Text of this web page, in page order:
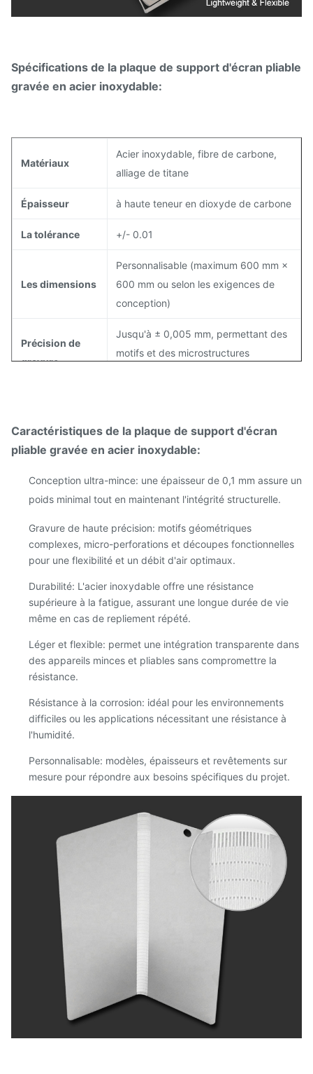
Spécifications de la plaque de support d'écran pliable
gravée en acier inoxydable:
Matériaux
Acier inoxydable, fibre de carbone,
alliage de titane
Épaisseur à haute teneur en dioxyde de carbone
La tolérance +/- 0.01
Les dimensions
Personnalisable (maximum 600 mm ×
600 mm ou selon les exigences de
conception)
Précision de
gravure
Jusqu'à ± 0,005 mm, permettant des
motifs et des microstructures
surface
corrosion en option
température
Performance stable de -50°C à 300°C
Applications
portables, écrans OLED/LCD flexibles,
appareils médicaux, composants
Caractéristiques de la plaque de support d'écran
pliable gravée en acier inoxydable:
Conception ultra-mince: une épaisseur de 0,1 mm assure un
poids minimal tout en maintenant l'intégrité structurelle.
Gravure de haute précision: motifs géométriques
complexes, micro-perforations et découpes fonctionnelles
pour une flexibilité et un débit d'air optimaux.
Durabilité: L'acier inoxydable offre une résistance
supérieure à la fatigue, assurant une longue durée de vie
même en cas de repliement répété.
Léger et flexible: permet une intégration transparente dans
des appareils minces et pliables sans compromettre la
résistance.
Résistance à la corrosion: idéal pour les environnements
difficiles ou les applications nécessitant une résistance à
l'humidité.
Personnalisable: modèles, épaisseurs et revêtements sur
mesure pour répondre aux besoins spécifiques du projet.